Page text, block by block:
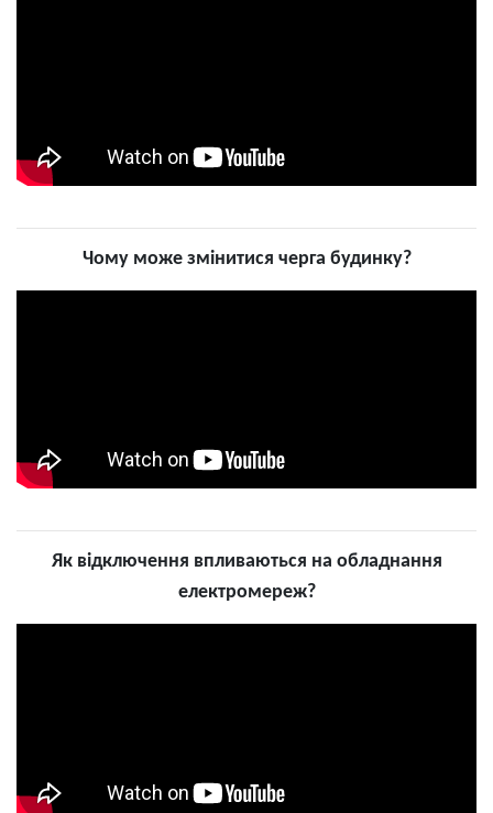
Чому може змінитися черга будинку?
Як відключення впливаються на обладнання
електромереж?